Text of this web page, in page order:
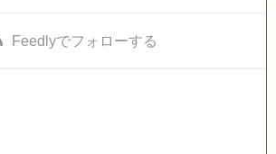
Feedlyでフォローする